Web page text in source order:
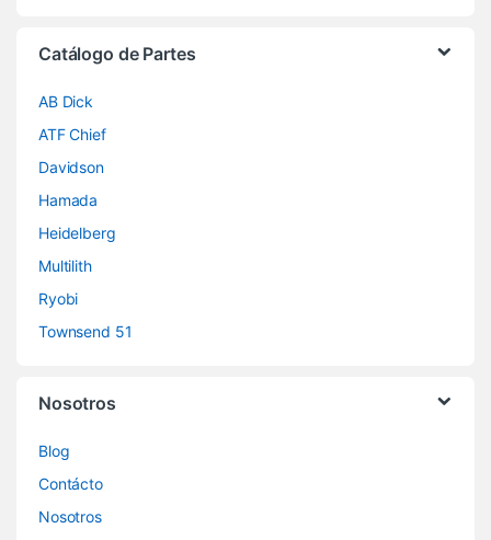
Catálogo de Partes
AB Dick
ATF Chief
Davidson
Hamada
Heidelberg
Multilith
Ryobi
Townsend 51
Nosotros
Blog
Contácto
Nosotros